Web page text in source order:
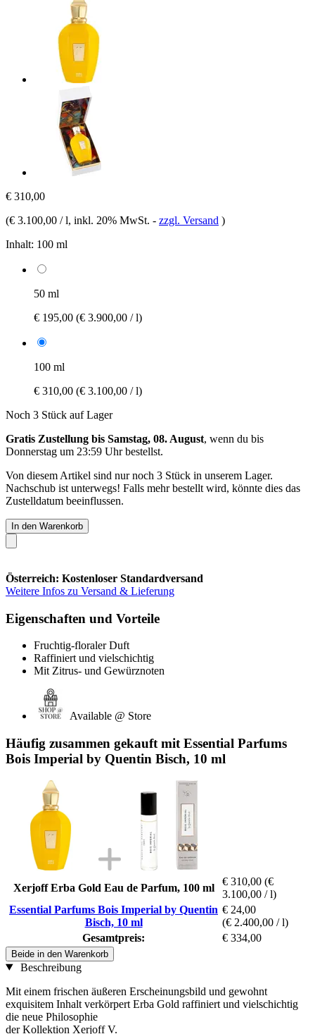
€ 310,00
(€ 3.100,00 / l, inkl. 20% MwSt. - zzgl. Versand )
Inhalt: 100 ml
50 ml
€ 195,00 (€ 3.900,00 / l)
100 ml
€ 310,00 (€ 3.100,00 / l)
Noch 3 Stück auf Lager
Gratis Zustellung bis Samstag, 08. August, wenn du bis
Donnerstag um 23:59 Uhrbestellst.
Von diesem Artikel sind nur noch 3 Stück in unserem Lager.
Nachschub ist unterwegs! Falls mehr bestellt wird, könnte dies das
Zustelldatum beeinflussen.
In den Warenkorb
Österreich: Kostenloser Standardversand
Weitere Infos zu Versand & Lieferung
Eigenschaften und Vorteile
Fruchtig-floraler Duft
Raffiniert und vielschichtig
Mit Zitrus- und Gewürznoten
Available @ Store
Häufig zusammen gekauft mit Essential Parfums
Bois Imperial by Quentin Bisch, 10 ml
Xerjoff Erba Gold Eau de Parfum, 100 ml
€ 310,00 (€
3.100,00 / l)
Essential Parfums Bois Imperial by Quentin
Bisch, 10 ml
€ 24,00
(€ 2.400,00 / l)
Gesamtpreis:
€ 334,00
Beide in den Warenkorb
Beschreibung
Mit einem frischen äußeren Erscheinungsbild und gewohnt
exquisitem Inhalt verkörpert Erba Gold raffiniert und vielschichtig
die neue Philosophie
der Kollektion Xerjoff V.